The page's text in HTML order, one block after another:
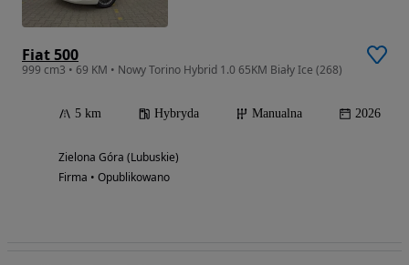
Fiat 500
999 cm3 • 69 KM • Nowy Torino Hybrid 1.0 65KM Biały Ice (268)
5 km Hybryda Manualna 2026
Zielona Góra (Lubuskie)
Firma • Opublikowano